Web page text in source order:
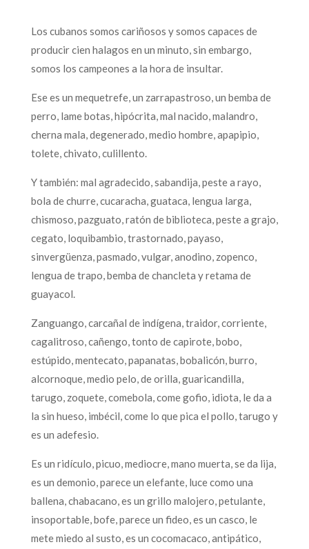
Los cubanos somos cariñosos y somos capaces de
producir cien halagos en un minuto, sin embargo,
somos los campeones a la hora de insultar.
Ese es un mequetrefe, un zarrapastroso, un bemba de
perro, lame botas, hipócrita, mal nacido, malandro,
cherna mala, degenerado, medio hombre, apapipio,
tolete, chivato, culillento.
Y también: mal agradecido, sabandija, peste a rayo,
bola de churre, cucaracha, guataca, lengua larga,
chismoso, pazguato, ratón de biblioteca, peste a grajo,
cegato, loquibambio, trastornado, payaso,
sinvergüenza, pasmado, vulgar, anodino, zopenco,
lengua de trapo, bemba de chancleta y retama de
guayacol.
Zanguango, carcañal de indígena, traidor, corriente,
cagalitroso, cañengo, tonto de capirote, bobo,
estúpido, mentecato, papanatas, bobalicón, burro,
alcornoque, medio pelo, de orilla, guaricandilla,
tarugo, zoquete, comebola, come gofio, idiota, le da a
la sin hueso, imbécil, come lo que pica el pollo, tarugo y
es un adefesio.
Es un ridículo, picuo, mediocre, mano muerta, se da lija,
es un demonio, parece un elefante, luce como una
ballena, chabacano, es un grillo malojero, petulante,
insoportable, bofe, parece un fideo, es un casco, le
mete miedo al susto, es un cocomacaco, antipático,